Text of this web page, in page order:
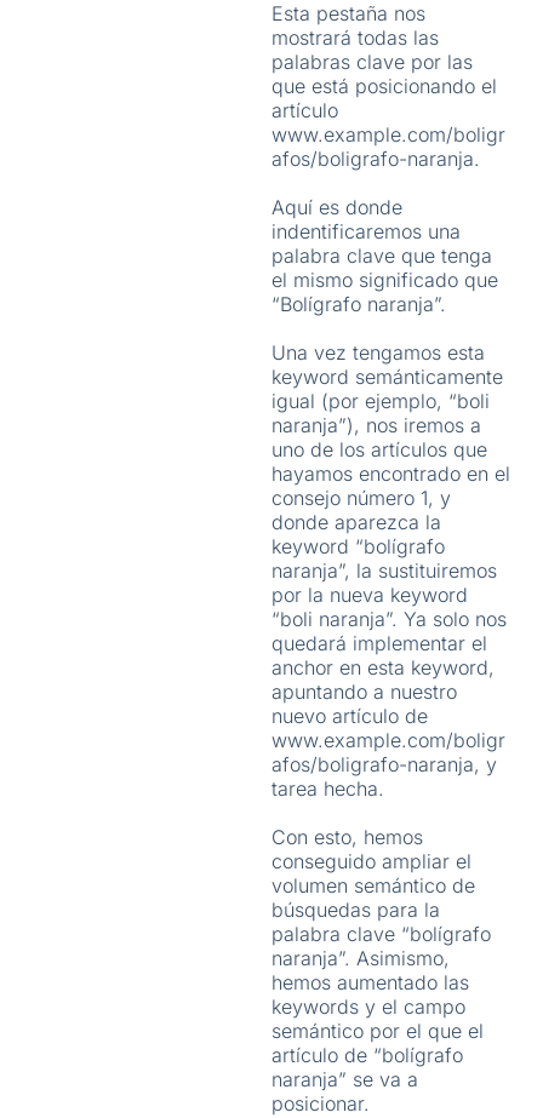
Esta pestaña nos
mostrará todas las
palabras clave por las
que está posicionando el
artículo
www.example.com/boligr
afos/boligrafo-naranja.
Aquí es donde
indentificaremos una
palabra clave que tenga
el mismo significado que
“Bolígrafo naranja”.
Una vez tengamos esta
keyword semánticamente
igual (por ejemplo, “boli
naranja”), nos iremos a
uno de los artículos que
hayamos encontrado en el
consejo número 1, y
donde aparezca la
keyword “bolígrafo
naranja”, la sustituiremos
por la nueva keyword
“boli naranja”. Ya solo nos
quedará implementar el
anchor en esta keyword,
apuntando a nuestro
nuevo artículo de
www.example.com/boligr
afos/boligrafo-naranja, y
tarea hecha.
Con esto, hemos
conseguido ampliar el
volumen semántico de
búsquedas para la
palabra clave “bolígrafo
naranja”. Asimismo,
hemos aumentado las
keywords y el campo
semántico por el que el
artículo de “bolígrafo
naranja” se va a
posicionar.